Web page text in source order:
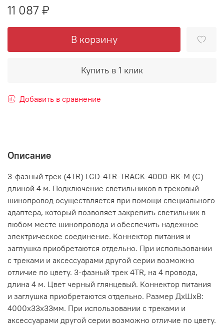
11 087 ₽
В корзину
Купить в 1 клик
Добавить в сравнение
Описание
3-фазный трек (4TR) LGD-4TR-TRACK-4000-BK-M (C)
длиной 4 м. Подключение светильников в трековый
шинопровод осуществляется при помощи специального
адаптера, который позволяет закрепить светильник в
любом месте шинопровода и обеспечить надежное
электрическое соединение. Коннектор питания и
заглушка приобретаются отдельно. При использовании
с треками и аксессуарами другой серии возможно
отличие по цвету. 3-фазный трек 4TR, на 4 провода,
длина 4 м. Цвет черный глянцевый. Коннектор питания
и заглушка приобретаются отдельно. Размер ДxШxВ:
4000x33x33мм. При использовании с треками и
аксессуарами другой серии возможно отличие по цвету.